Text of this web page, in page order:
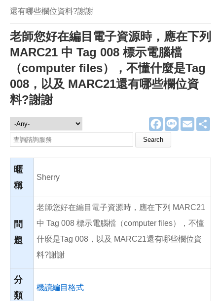
還有哪些欄位資料?謝謝
老師您好在編目電子資源時，應在下列
MARC21 中 Tag 008 標示電腦檔
（computer files），不懂什麼是Tag
008，以及 MARC21還有哪些欄位資
料?謝謝
F
a
e
o
L
E
m
諮詢服務
Search this site
暱
稱
Sherry
問
題
老師您好在編目電子資源時，應在下列 MARC21
中 Tag 008 標示電腦檔（computer files），不懂
什麼是Tag 008，以及 MARC21還有哪些欄位資
料?謝謝
分
類
機讀編目格式